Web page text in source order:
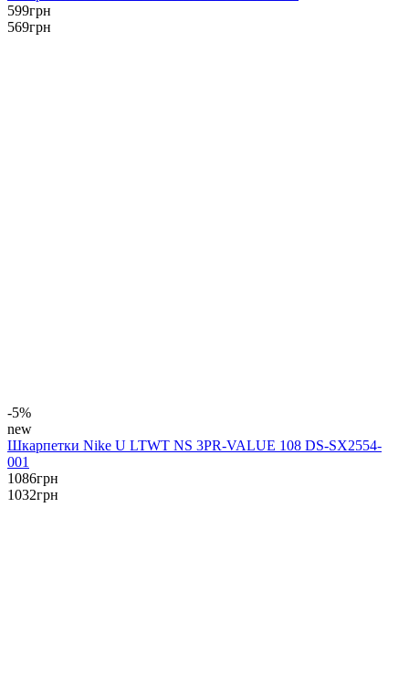
599грн
569грн
-5%
new
Шкарпетки Nike U LTWT NS 3PR-VALUE 108 DS-SX2554-
001
1086грн
1032грн